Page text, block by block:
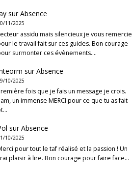
surAbsence
11/2025
assidu mais silencieux je vous remercie
le travail fait sur ces guides. Bon courage
surmonter ces évènements.…
surAbsence
10/2025
fois que je fais un message je crois.
un immense MERCI pour ce que tu as fait
surAbsence
10/2025
pour tout le taf réalisé et la passion ! Un
plaisir à lire. Bon courage pour faire face…